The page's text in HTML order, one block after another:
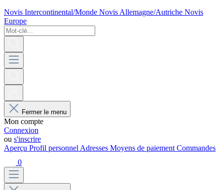
Novis Intercontinental/Monde Novis Allemagne/Autriche Novis
Europe
Fermer le menu
Mon compte
Connexion
ou s'inscrire
Aperçu Profil personnel Adresses Moyens de paiement Commandes
0